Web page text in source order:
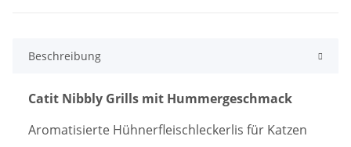
Beschreibung
Catit Nibbly Grills mit Hummergeschmack
Aromatisierte Hühnerfleischleckerlis für Katzen